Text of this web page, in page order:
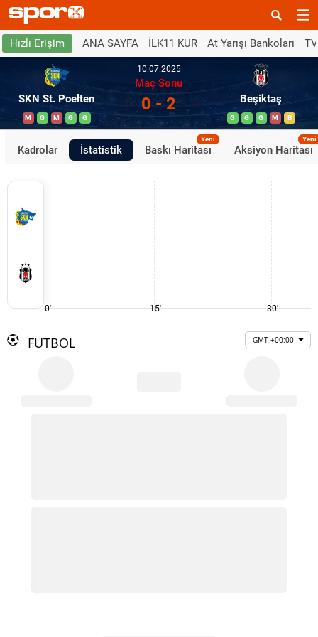
Hızlı Erişim ANA SAYFA İLK11 KUR At Yarışı Bankoları
SKN St. Poelten
M G M G G
10.07.2025
Maç Sonu
0 - 2 Beşiktaş
G G G M B
Kadrolar İstatistik Baskı Haritası
Yeni
Aksiyon Haritası
Yeni
0' 15' 30'
FUTBOL GMT +00:00